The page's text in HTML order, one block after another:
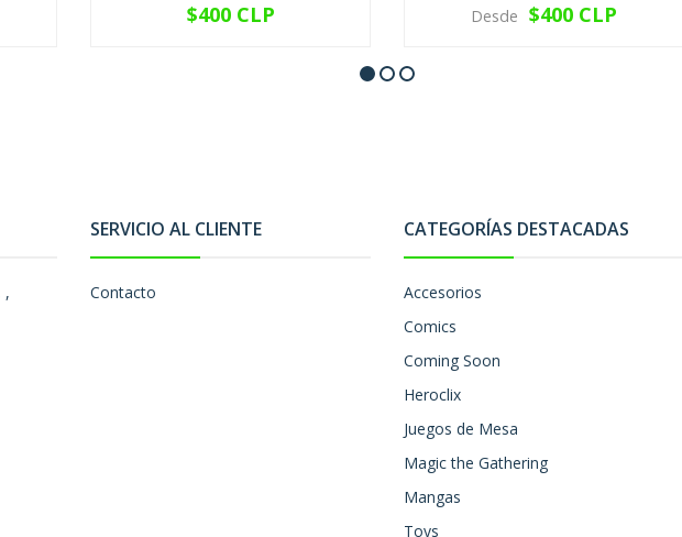
VER OPCIONES
$400 CLP VER OPCIONES
Desde $400 CLP
,
SERVICIO AL CLIENTE
Contacto
CATEGORÍAS DESTACADAS
Accesorios
Comics
Coming Soon
Heroclix
Juegos de Mesa
Magic the Gathering
Mangas
Toys